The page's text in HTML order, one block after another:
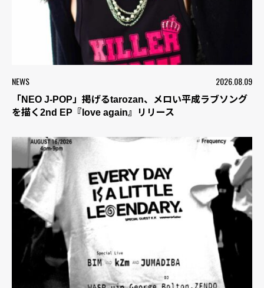
NEWS 2026.08.09
「NEO J-POP」掲げるtarozan、メロい平成ラブソング
を描く2nd EP『love again』リリース